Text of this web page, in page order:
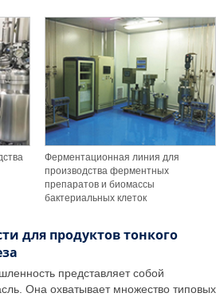
Ферментационная линия для
производства ферментных
препаратов и биомассы
бактериальных клеток
для продуктов тонкого
представляет собой
Она охватывает множество типовых